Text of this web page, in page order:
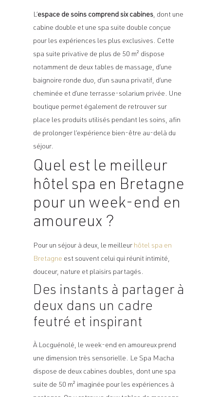
L’espace de soins comprend six cabines, dont une
cabine double et une spa suite double conçue
pour les expériences les plus exclusives. Cette
spa suite privative de plus de 50 m² dispose
notamment de deux tables de massage, d’une
baignoire ronde duo, d’un sauna privatif, d’une
cheminée et d’une terrasse-solarium privée. Une
boutique permet également de retrouver sur
place les produits utilisés pendant les soins, afin
de prolonger l’expérience bien-être au-delà du
séjour.
Quel est le meilleur
hôtel spa en Bretagne
pour un week-end en
amoureux ?
Pour un séjour à deux, le meilleur hôtel spa en
Bretagne est souvent celui qui réunit intimité,
douceur, nature et plaisirs partagés.
Des instants à partager à
deux dans un cadre
feutré et inspirant
À Locguénolé, le week-end en amoureux prend
une dimension très sensorielle. Le Spa Macha
dispose de deux cabines doubles, dont une spa
suite de 50 m² imaginée pour les expériences à